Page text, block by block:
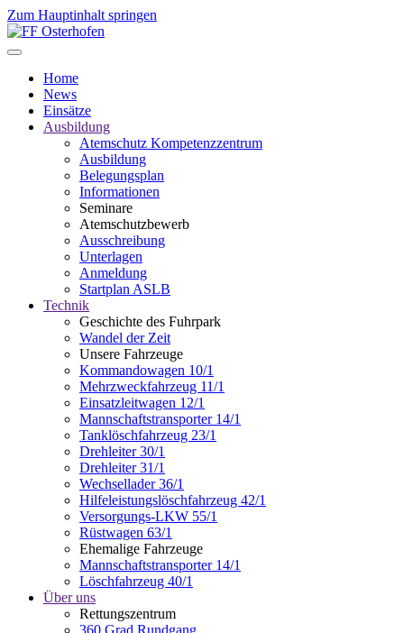
Zum Hauptinhalt springen
Home
News
Einsätze
Ausbildung
Atemschutz Kompetenzzentrum
Ausbildung
Belegungsplan
Informationen
Seminare
Atemschutzbewerb
Ausschreibung
Unterlagen
Anmeldung
Startplan ASLB
Technik
Geschichte des Fuhrpark
Wandel der Zeit
Unsere Fahrzeuge
Kommandowagen 10/1
Mehrzweckfahrzeug 11/1
Einsatzleitwagen 12/1
Mannschaftstransporter 14/1
Tanklöschfahrzeug 23/1
Drehleiter 30/1
Drehleiter 31/1
Wechsellader 36/1
Hilfeleistungslöschfahrzeug 42/1
Versorgungs-LKW 55/1
Rüstwagen 63/1
Ehemalige Fahrzeuge
Mannschaftstransporter 14/1
Löschfahrzeug 40/1
Über uns
Rettungszentrum
360 Grad Rundgang